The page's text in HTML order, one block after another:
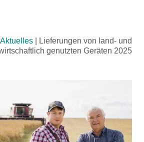
Aktuelles
Lieferungen von land- und
genutzten Geräten 2025